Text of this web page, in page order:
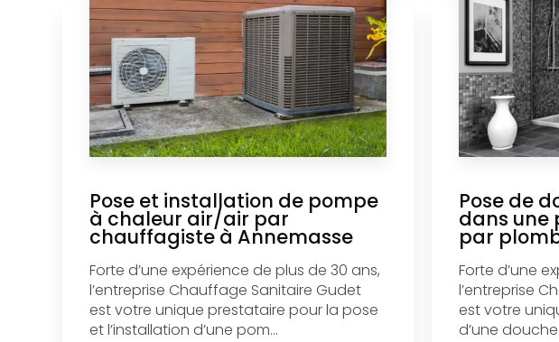
Pose et installation de pompe
à chaleur air/air par
chauffagiste à Annemasse
Forte d’une expérience de plus de 30 ans,
l’entreprise Chauffage Sanitaire Gudet
est votre unique prestataire pour la pose
et l’installation d’une pom...
Pose de
dans une
par
Forte d’une
l’entreprise
est votre
d’une